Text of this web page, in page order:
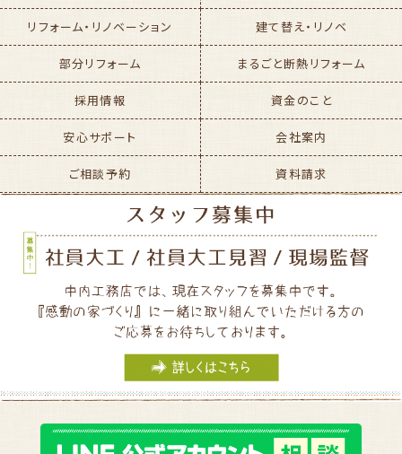
リフォーム・リノベーション 建て替え・リノベ
部分リフォーム まるごと断熱リフォーム
採用情報 資金のこと
安心サポート 会社案内
ご相談予約 資料請求